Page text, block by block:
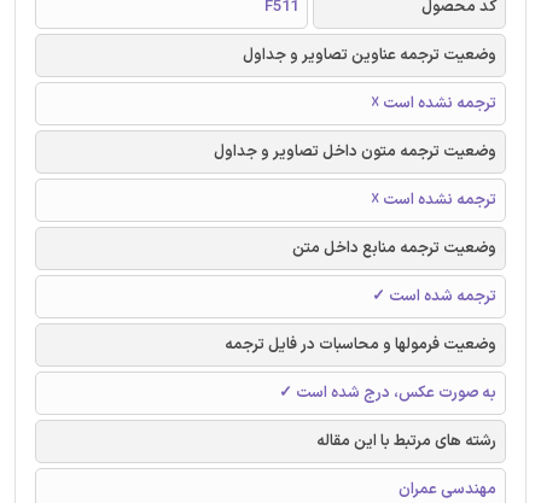
کد محصول
F511
وضعیت ترجمه عناوین تصاویر و جداول
ترجمه نشده است ☓
وضعیت ترجمه متون داخل تصاویر و جداول
ترجمه نشده است ☓
وضعیت ترجمه منابع داخل متن
ترجمه شده است ✓
وضعیت فرمولها و محاسبات در فایل ترجمه
به صورت عکس، درج شده است ✓
رشته های مرتبط با این مقاله
مهندسی عمران